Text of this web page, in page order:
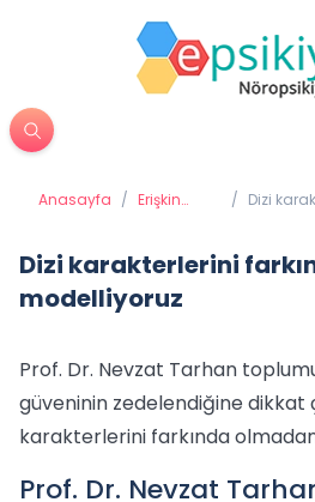
Anasayfa / Erişkin
/ Dizi
Dizi karakterlerini
modelliyoruz
Prof. Dr. Nevzat Tarhan
güveninin zedelendiğine dikkat
karakterlerini farkında
Prof. Dr. Nevzat